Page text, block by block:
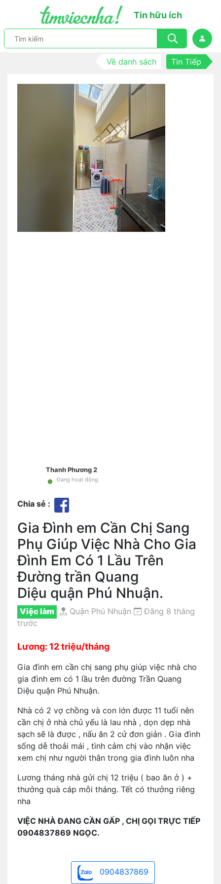
Tin hữu ích
Về danh sách Tin Tiếp
Thanh Phương 2
• Đang hoạt động
Chia sẻ :
Gia Đình em Cần Chị Sang
Phụ Giúp Việc Nhà Cho Gia
Đình Em Có 1 Lầu Trên
Đường trần Quang
Diệu quận Phú Nhuận.
Việc làm Quận Phú Nhuận
Đăng 8 tháng
trước
Lương: 12 triệu/tháng
Gia đình em cần chị sang phụ giúp việc nhà cho
gia đình em có 1 lầu trên đường Trần Quang
Diệu quận Phú Nhuận.
Nhà có 2 vợ chồng và con lớn được 11 tuổi nên
cần chị ở nhà chủ yếu là lau nhà , dọn dẹp nhà
sạch sẽ là được , nấu ăn 2 cử đơn giản . Gia đình
sống dễ thoải mái , tình cảm chị vào nhận việc
xem chị như người thân trong gia đình luôn nha
Lương tháng nhà gửi chị 12 triệu ( bao ăn ở ) +
thưởng quà cáp mỗi tháng. Tết có thưởng riêng
nha
VIỆC NHÀ ĐANG CẦN GẤP , CHỊ GỌI TRỰC TIẾP
0904837869 NGỌC.
0904837869